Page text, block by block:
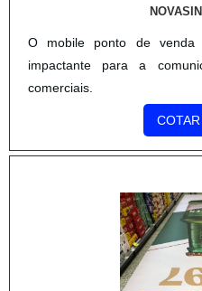
O mobile ponto de
impactante para a
comerciais.